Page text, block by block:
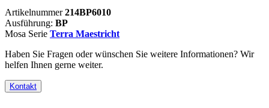
Artikelnummer214BP6010
Ausführung: BP
Mosa Serie Terra Maestricht
Haben Sie Fragen oder wünschen Sie weitere Informationen? Wir
helfen Ihnen gerne weiter.
Kontakt